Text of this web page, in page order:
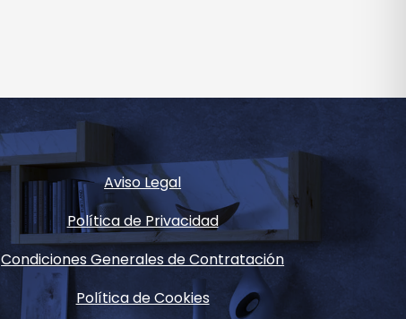
Aviso Legal
Política de Privacidad
Condiciones Generales de Contratación
Política de Cookies